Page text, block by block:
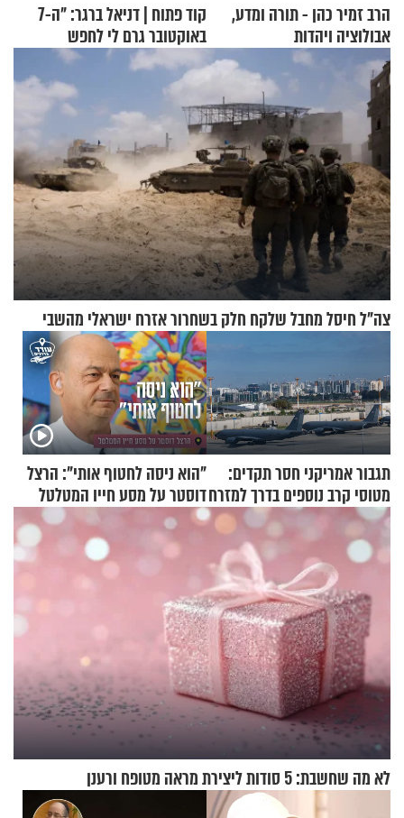
הרב זמיר כהן - תורה ומדע,
אבולוציה ויהדות
קוד פתוח | דניאל ברגר: "ה-7
באוקטובר גרם לי לחפש
תשובות"
צה"ל חיסל מחבל שלקח חלק בשחרור אזרח ישראלי מהשבי
תגבור אמריקני חסר תקדים:
מטוסי קרב נוספים בדרך למזרח
התיכון
"הוא ניסה לחטוף אותי": הרצל
דוסטר על מסע חייו המטלטל
לא מה שחשבת: 5 סודות ליצירת מראה מטופח ורענן